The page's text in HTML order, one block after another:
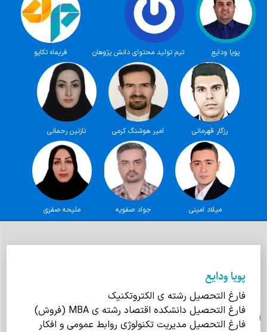
پویا ودایع تیم تولید محتوای دانش پژوهان فریماه تکاپو
رزگار قهرمانی امیر هوشنگ کرمی نازنین رحمانی
میلاد امینی جواد صفویه ملیحه صفری
پویا ودایع
فارغ التحصیل رشته ی الکتروتکنیک
فارغ التحصیل دانشکده اقتصاد رشته ی MBA (فروش)
فارغ التحصیل مدیریت تکنولوژی روابط عمومی و افکار